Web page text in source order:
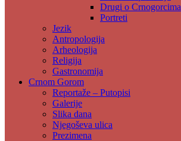
Drugi o Crnogorcima
Portreti
Jezik
Antropologija
Arheologija
Religija
Gastronomija
Crnom Gorom
Reportaže – Putopisi
Galerije
Slika dana
Njegoševa ulica
Prezimena